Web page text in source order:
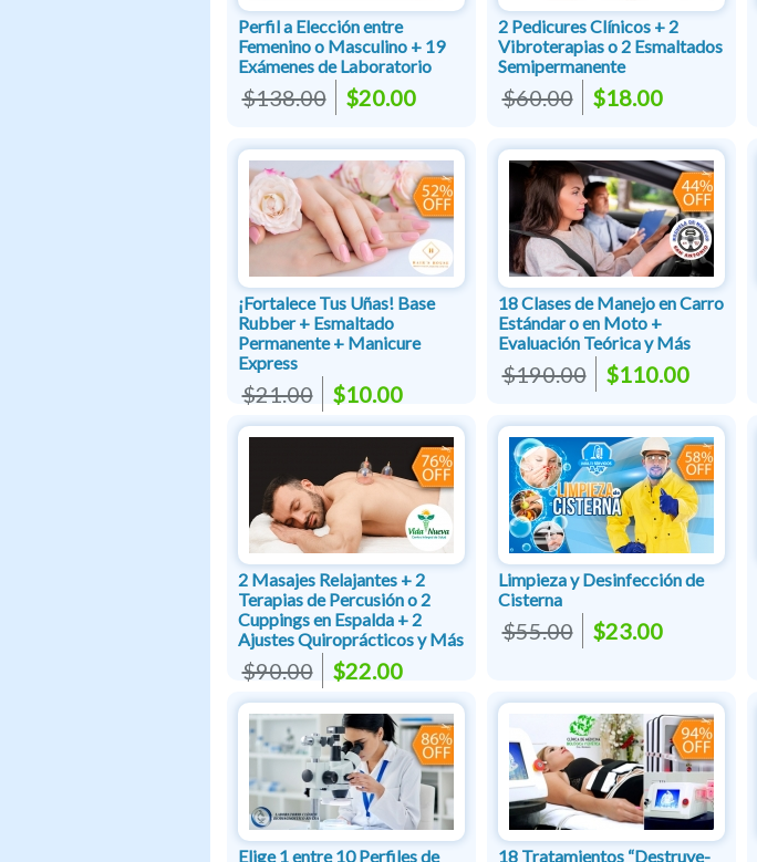
Perfil a Elección entre
Femenino o Masculino + 19
Exámenes de Laboratorio
$138.00 $20.00
2 Pedicures Clínicos + 2
Vibroterapias o 2 Esmaltados
Semipermanente
$60.00 $18.00
¡Fortalece Tus Uñas! Base
Rubber + Esmaltado
Permanente + Manicure
Express
$21.00 $10.00
18 Clases de Manejo en Carro
Estándar o en Moto +
Evaluación Teórica y Más
$190.00 $110.00
2 Masajes Relajantes + 2
Terapias de Percusión o 2
Cuppings en Espalda + 2
Ajustes Quiroprácticos y Más
$90.00 $22.00
Limpieza y Desinfección de
Cisterna
$55.00 $23.00
Elige 1 entre 10 Perfiles de 18 Tratamientos “Destruye-